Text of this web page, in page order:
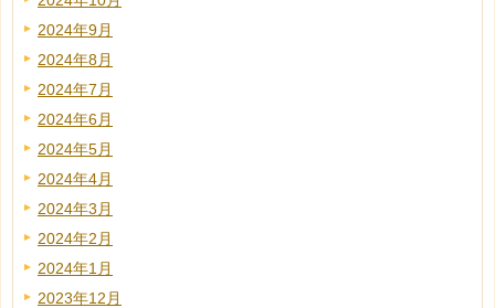
2024年9月
2024年8月
2024年7月
2024年6月
2024年5月
2024年4月
2024年3月
2024年2月
2024年1月
2023年12月